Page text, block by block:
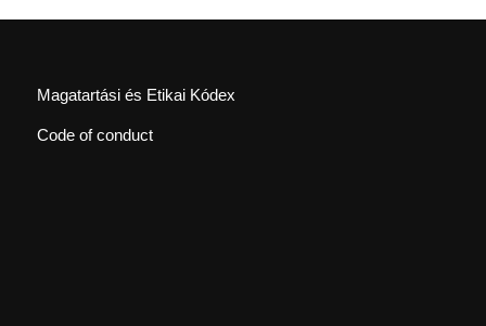
Magatartási és Etikai Kódex
Code of conduct